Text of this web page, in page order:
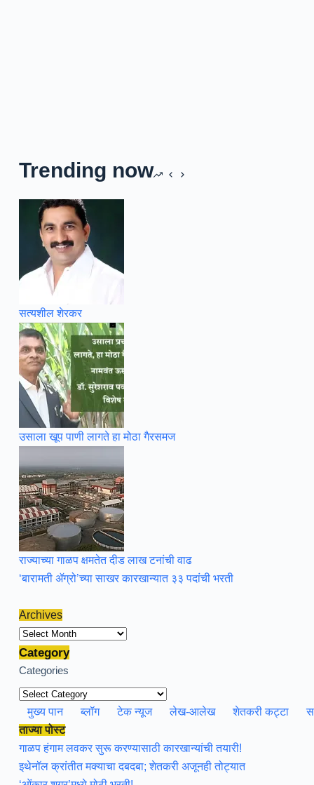
Trending now
सत्यशील शेरकर
उसाला खूप पाणी लागते हा मोठा गैरसमज
राज्याच्या गाळप क्षमतेत दीड लाख टनांची वाढ
‘बारामती ॲग्रो’च्या साखर कारखान्यात ३३ पदांची भरती
Archives
Archives
Category
Categories
मुख्य पान ब्लॉग टेक न्यूज लेख-आलेख शेतकरी कट्टा
ताज्या पोस्ट
गाळप हंगाम लवकर सुरू करण्यासाठी कारखान्यांची तयारी!
इथेनॉल क्रांतीत मक्याचा दबदबा; शेतकरी अजूनही तोट्यात